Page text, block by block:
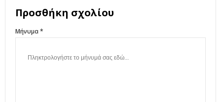
Προσθήκη σχολίου
Μήνυμα *